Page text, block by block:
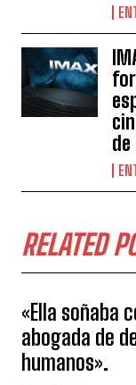
RELATED
«Ella soñaba
abogada de
humanos».